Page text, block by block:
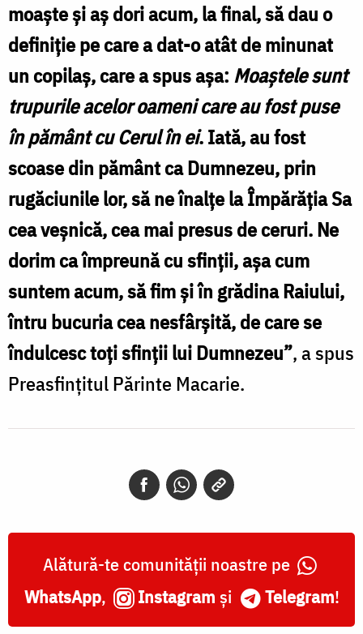
moaște și aș dori acum, la final, să dau o
definiție pe care a dat-o atât de minunat
un copilaș, care a spus așa: Moaștele sunt
trupurile acelor oameni care au fost puse
în pământ cu Cerul în ei. Iată, au fost
scoase din pământ ca Dumnezeu, prin
rugăciunile lor, să ne înalțe la Împărăția Sa
cea veșnică, cea mai presus de ceruri. Ne
dorim ca împreună cu sfinții, așa cum
suntem acum, să fim și în grădina Raiului,
întru bucuria cea nesfârșită, de care se
îndulcesc toți sfinții lui Dumnezeu”, a spus
Preasfințitul Părinte Macarie.
Alătură-te comunității noastre pe
WhatsApp, Instagram și Telegram!